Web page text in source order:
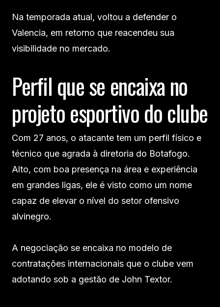
Na temporada atual, voltou a defender o
Valencia, em retorno que reacendeu sua
visibilidade no mercado.
Perfil que se encaixa no
projeto esportivo do clube
Com 27 anos, o atacante tem um perfil físico e
técnico que agrada à diretoria do Botafogo.
Alto, com boa presença na área e experiência
em grandes ligas, ele é visto como um nome
capaz de elevar o nível do setor ofensivo
alvinegro.
A negociação se encaixa no modelo de
contratações internacionais que o clube vem
adotando sob a gestão de John Textor.